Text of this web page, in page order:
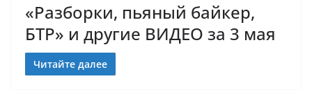
«Разборки, пьяный байкер,
БТР» и другие ВИДЕО за 3 мая
Читайте далее